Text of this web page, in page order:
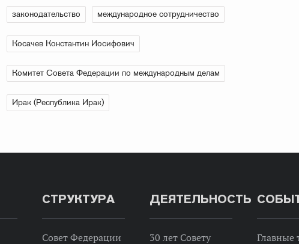
законодательство международное сотрудничество
Косачев Константин Иосифович
Комитет Совета Федерации по международным делам
Ирак (Республика Ирак)
СТРУКТУРА
Совет Федерации
ДЕЯТЕЛЬНОСТЬ
30 лет Совету
Главные